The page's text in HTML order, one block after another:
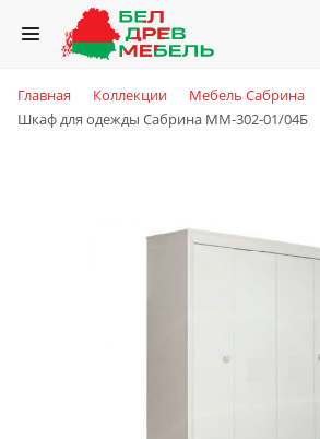
Главная Коллекции
Мебель Сабрина
Шкаф для одежды Сабрина ММ-302-01/04Б